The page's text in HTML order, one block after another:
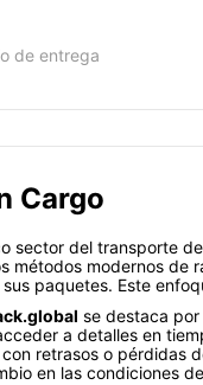
de entrega
Cargo
sector del transporte
métodos modernos de
paquetes. Este
se destaca
a detalles en
retrasos o pérdidas
en las condiciones